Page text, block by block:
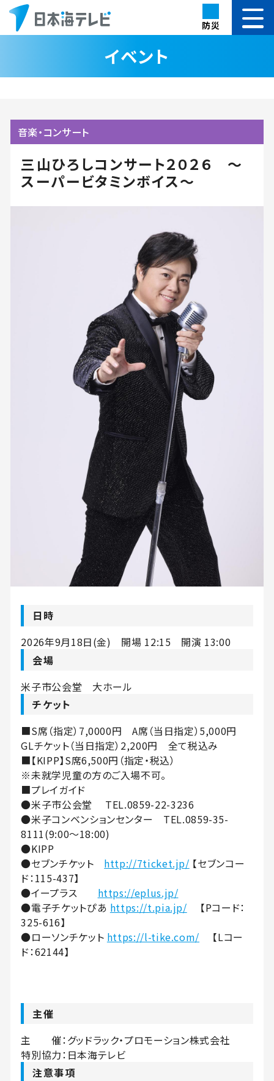
防災
イベント
音楽・コンサート
三山ひろしコンサート２０２６ ～
スーパービタミンボイス～
日時
2026年9月18日(金) 開場 12:15 開演 13:00
会場
米子市公会堂 大ホール
チケット
■S席（指定）7,0000円 A席（当日指定）5,000円
GLチケット（当日指定）2,200円 全て税込み
■【KIPP】S席6,500円（指定・税込）
※未就学児童の方のご入場不可。
■プレイガイド
●米子市公会堂 TEL.0859-22-3236
●米子コンベンションセンター TEL.0859-35-
8111(9:00～18:00)
●KIPP
●セブンチケット http://7ticket.jp/ 【セブンコー
ド：115-437】
●イープラス https://eplus.jp/
●電子チケットぴあ https://t.pia.jp/ 【Pコード：
325-616】
●ローソンチケット https://l-tike.com/ 【Lコー
ド：62144】
主催
主 催：グッドラック・プロモーション株式会社
特別協力：日本海テレビ
注意事項